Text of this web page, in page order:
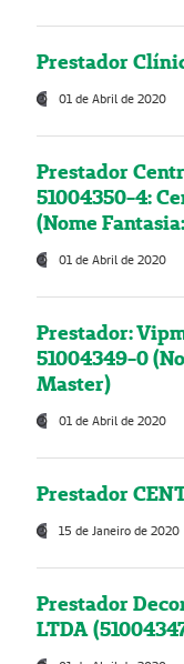
Prestador
01 de Abril de 2020
Prestador
51004350-4:
(Nome
01 de Abril de 2020
Prestador:
51004349-0
Master)
01 de Abril de 2020
Prestador
15 de Janeiro de 2020
Prestador
LTDA